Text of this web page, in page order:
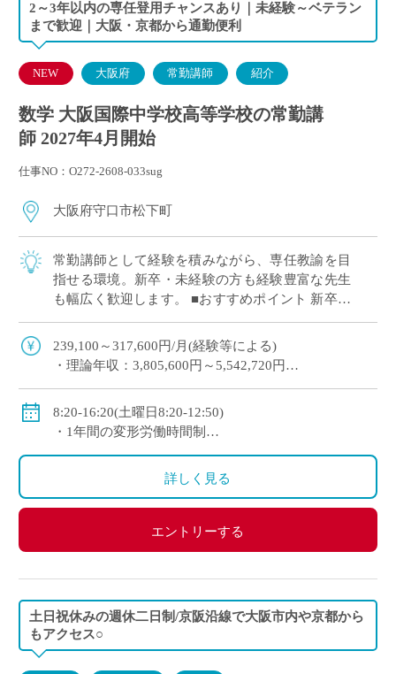
2～3年以内の専任登用チャンスあり｜未経験～ベテラン
まで歓迎｜大阪・京都から通勤便利
NEW 大阪府 常勤講師 紹介
数学 大阪国際中学校高等学校の常勤講
師 2027年4月開始
仕事NO：O272-2608-033sug
大阪府守口市松下町
常勤講師として経験を積みながら、専任教諭を目
指せる環境。新卒・未経験の方も経験豊富な先生
も幅広く歓迎します。 ■おすすめポイント 新卒・
安に専任教諭への登用チャンスあり 京 […]
239,100～317,600円/月(経験等による)
・理論年収：3,805,600円～5,542,720円
◇手当：各種有(例：担任手当30,800～34,200円/月)
◇保険：私学共済、雇用保険、労災保険
8:20-16:20(土曜日8:20-12:50)
・1年間の変形労働時間制
詳しく見る
エントリーする
土日祝休みの週休二日制/京阪沿線で大阪市内や京都から
もアクセス○